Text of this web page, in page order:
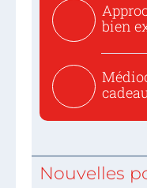
bien
Nouvelles